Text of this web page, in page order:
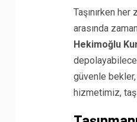
Taşınırken
arasında
Hekimoğlu
güvenle
hizmetimiz,